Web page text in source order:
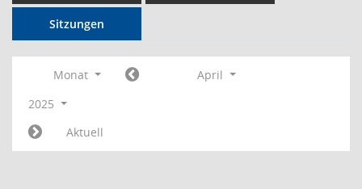
Sitzungen
Monat
April
2025
Aktuell